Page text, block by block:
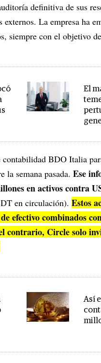
definitiva de sus
La empresa ha
siempre con el objetivo
El
contabilidad BDO Italia
semana pasada. Ese
en activos contra
en circulación). Estos
efectivo combinados
contrario, Circle solo
Así